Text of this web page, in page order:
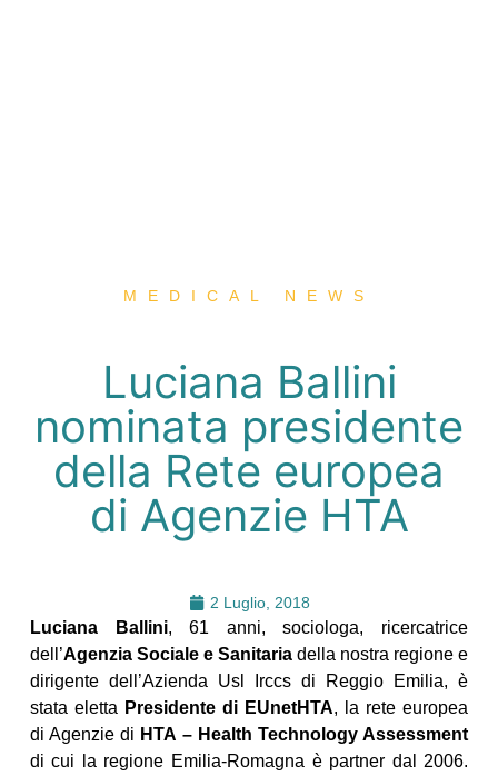
MEDICAL NEWS
Luciana Ballini
nominata presidente
della Rete europea
di Agenzie HTA
2 Luglio, 2018
Luciana Ballini, 61 anni, sociologa, ricercatrice
dell’Agenzia Sociale e Sanitariadella nostra regione e
dirigente dell’Azienda Usl Irccs di Reggio Emilia, è
stata eletta Presidente di EUnetHTA, la rete europea
di Agenzie di HTA – Health Technology Assessment
di cui la regione Emilia-Romagna è partner dal 2006.